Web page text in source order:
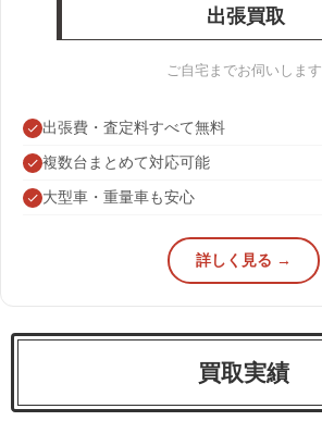
出張買取
ご自宅までお伺いします
出張費・査定料すべて無料
複数台まとめて対応可能
大型車・重量車も安心
詳しく見る →
買取実績